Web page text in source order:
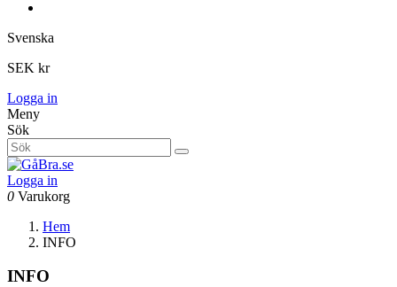
Svenska
SEK kr
Logga in
Meny
Sök
Logga in
0 Varukorg
Hem
INFO
INFO